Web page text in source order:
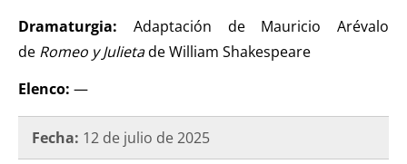
Dramaturgia: Adaptación de Mauricio Arévalo
de Romeo y Julietade William Shakespeare
Elenco: —
Fecha: 12 de julio de 2025